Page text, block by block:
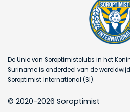
De Unie van Soroptimistclubs in het
Suriname is onderdeel van de
Soroptimist International (SI).
© 2020-2026 Soroptimist